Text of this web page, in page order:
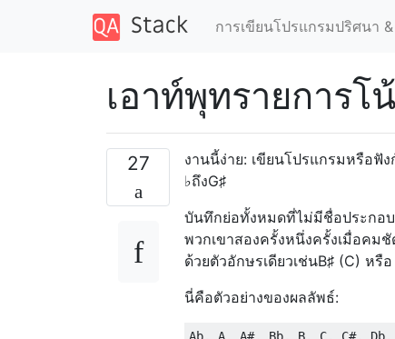
การเขียนโปรแกรมปริศนา
เอาท์พุทรายการโ
27
งานนี้ง่าย: เขียนโปรแกรมหรือ
♭ถึงG♯
บันทึกย่อทั้งหมดที่ไม่มีชื่อประกอ
พวกเขาสองครั้งหนึ่งครั้งเมื่อค
ด้วยตัวอักษรเดียวเช่นB♯ (C) หรื
นี่คือตัวอย่างของผลลัพธ์: